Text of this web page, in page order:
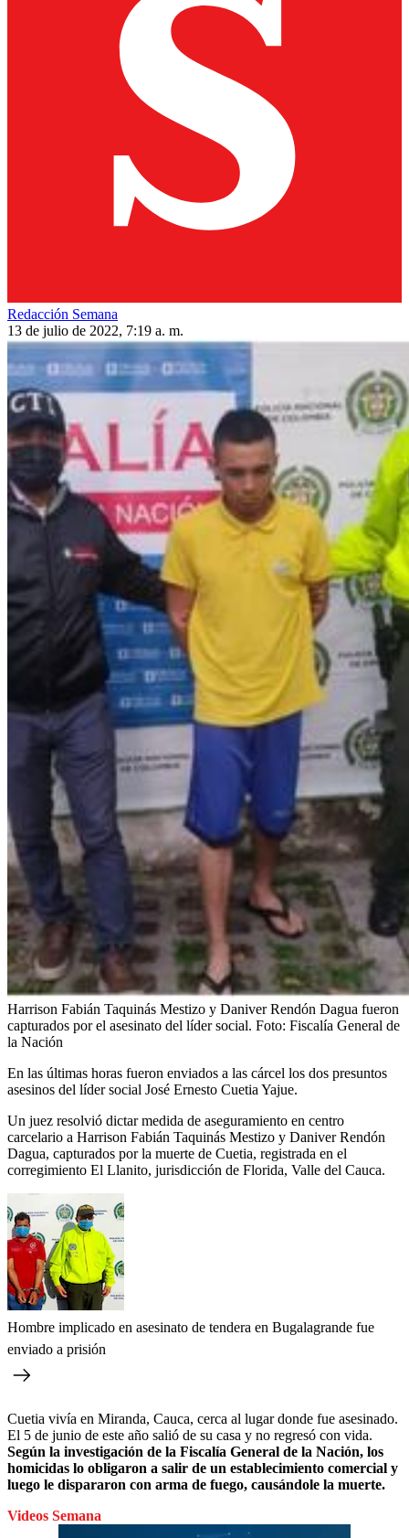
Redacción Semana
13 de julio de 2022, 7:19 a. m.
Harrison Fabián Taquinás Mestizo y Daniver Rendón Dagua fueron
capturados por el asesinato del líder social. Foto: Fiscalía General de
la Nación
En las últimas horas fueron enviados a las cárcel los dos presuntos
asesinos del líder social José Ernesto Cuetia Yajue.
Un juez resolvió dictar medida de aseguramiento en centro
carcelario a Harrison Fabián Taquinás Mestizo y Daniver Rendón
Dagua, capturados por la muerte de Cuetia, registrada en el
corregimiento El Llanito, jurisdicción de Florida, Valle del Cauca.
Hombre implicado en asesinato de tendera en Bugalagrande fue
enviado a prisión
Cuetia vivía en Miranda, Cauca, cerca al lugar donde fue asesinado.
El 5 de junio de este año salió de su casa y no regresó con vida.
Según la investigación de la Fiscalía General de la Nación, los
homicidas lo obligaron a salir de un establecimiento comercial y
luego le dispararon con arma de fuego, causándole la muerte.
Videos Semana